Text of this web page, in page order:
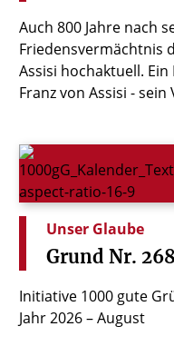
Auch 800 Jahre nach
Friedensvermächtnis
Assisi hochaktuell. Ein
Franz von Assisi -
Unser Glaube
Grund Nr.
Initiative 1000 gute
Jahr 2026 – August